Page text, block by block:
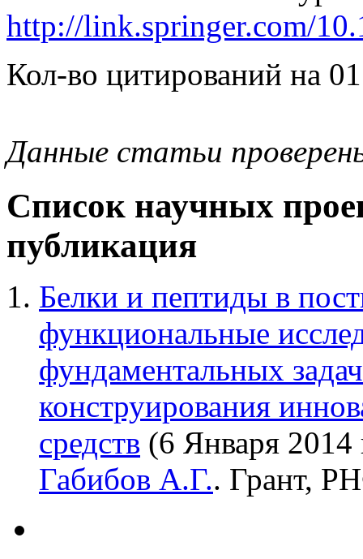
http://link.springer.com/
Кол-во цитирований на
Данные статьи
Список научных
публикация
Белки и пептиды в
функциональные
фундаментальных
конструирования
средств (6 Января
Габибов А.Г.. Грант,